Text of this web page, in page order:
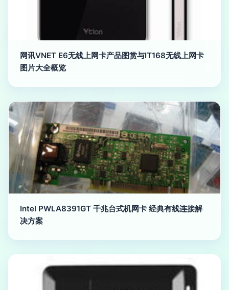
网讯VNET E6无线上网卡产品图赏与IT168无线上网卡
图片大全概览
Intel PWLA8391GT 千兆台式机网卡 经典有线连接解
决方案